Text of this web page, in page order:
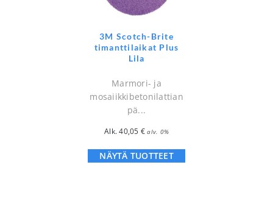
3M Scotch-Brite
timanttilaikat Plus
Lila
Marmori- ja
mosaiikkibetonilattian
pä...
Alk.40,05 € alv. 0%
NÄYTÄ TUOTTEET